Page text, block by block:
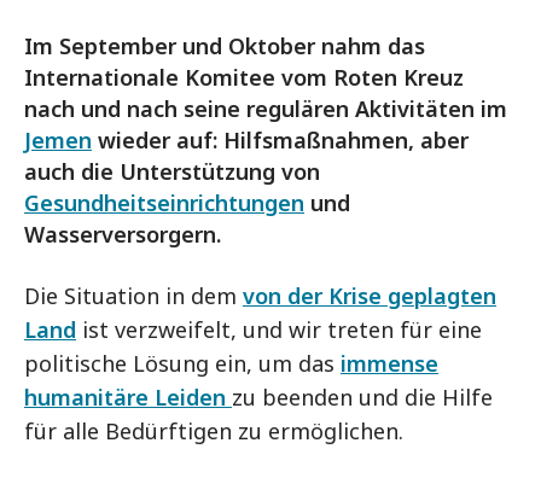
Im September und Oktober nahm das
Internationale Komitee vom Roten Kreuz
nach und nach seine regulären Aktivitäten im
Jemen wieder auf: Hilfsmaßnahmen, aber
auch die Unterstützung von
Gesundheitseinrichtungen und
Wasserversorgern.
Die Situation in dem von der Krise geplagten
Land ist verzweifelt, und wir treten für eine
politische Lösung ein, um das immense
humanitäre Leiden zu beenden und die Hilfe
für alle Bedürftigen zu ermöglichen.